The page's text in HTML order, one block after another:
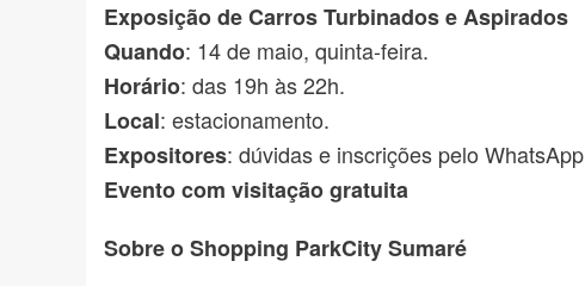
Exposição de Carros Turbinados e Aspirados
Quando: 14 de maio, quinta-feira.
Horário: das 19h às 22h.
Local: estacionamento.
Expositores: dúvidas e inscrições pelo
Evento com visitação gratuita
Sobre o Shopping ParkCity Sumaré